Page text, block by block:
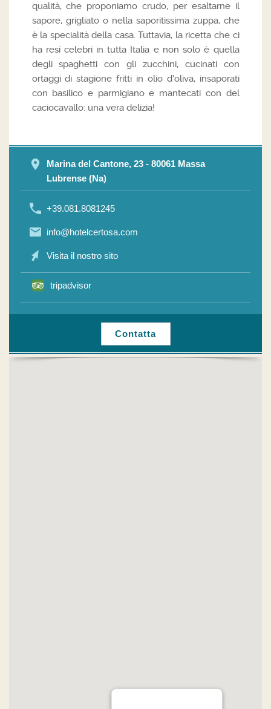
qualità, che proponiamo crudo, per esaltarne il
sapore, grigliato o nella saporitissima zuppa, che
è la specialità della casa. Tuttavia, la ricetta che ci
ha resi celebri in tutta Italia e non solo è quella
degli spaghetti con gli zucchini, cucinati con
ortaggi di stagione fritti in olio d’oliva, insaporati
con basilico e parmigiano e mantecati con del
caciocavallo: una vera delizia!
Marina del Cantone, 23 - 80061 Massa
Lubrense (Na)
+39.081.8081245
info@hotelcertosa.com
Visita il nostro sito
tripadvisor
Contatta